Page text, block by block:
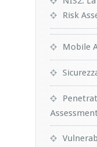
Risk
Mobile